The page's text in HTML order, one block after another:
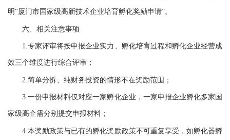
明“厦门市国家级高新技术企业培育孵化奖励申请”。
六、相关注意事项
1.专家评审将按申报企业实力、孵化培育过程和孵化企业经营成
效三个维度进行综合评审；
2.简单分拆、纯财务投资的情形不在奖励范围；
3.一份申报材料仅对应一家孵化企业，一家申报企业孵化多家国
家级高企需分别提交申报材料；
4.本奖励政策与已有的孵化奖励政策不可重复享受，如孵化器孵